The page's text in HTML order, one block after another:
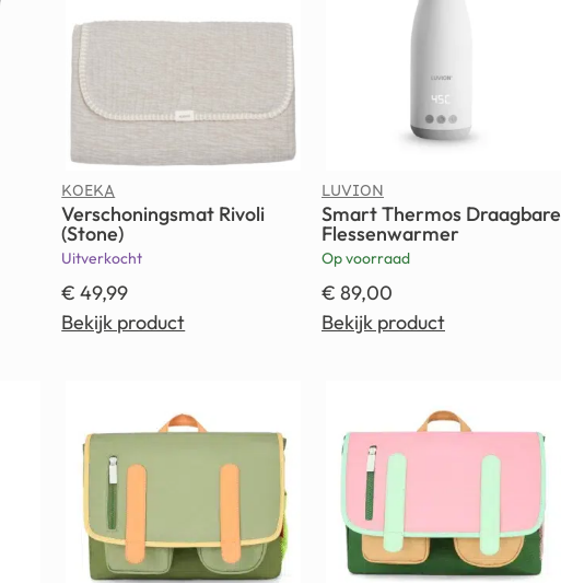
KOEKA
Verschoningsmat Rivoli
(Stone)
Uitverkocht
€ 49,99
Bekijk product
LUVION
Smart Thermos Draagbare
Flessenwarmer
Op voorraad
€ 89,00
Bekijk product